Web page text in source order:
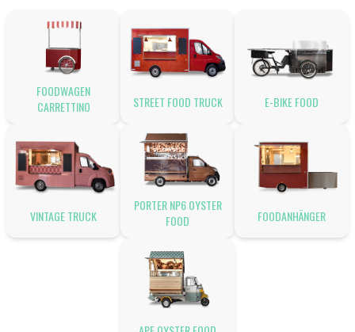
FOODWAGEN
CARRETTINO
STREET FOOD TRUCK E-BIKE FOOD
VINTAGE TRUCK
PORTER NP6 OYSTER
FOOD
FOODANHÄNGER